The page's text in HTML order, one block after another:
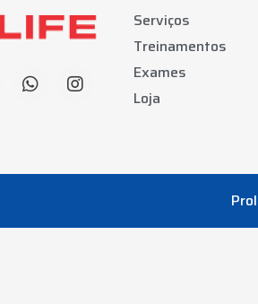
Serviços
Treinamentos
Exames
Loja